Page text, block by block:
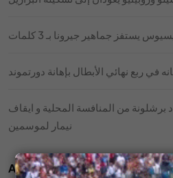
يستفز جماهير جيرونا بـ 3 كلمات
في ربع نهائي الأبطال بإهانة دورتموند
برشلونة من المنافسة المحلية و ايقاف
نيمار لموسمين
Archives